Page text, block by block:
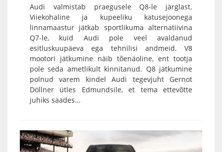
Audi valmistab praegusele Q8-le järglast.
Viiekohaline ja kupeeliku katusejoonega
linnamaastur jätkab sportlikuma alternatiivina
Q7-le, kuid Audi pole veel avaldanud
esitluskuupäeva ega tehnilisi andmeid. V8
mootori jätkumine näib tõenäoline, ent tootja
pole seda ametlikult kinnitanud. Q8 jätkumine
polnud varem kindel Audi tegevjuht Gernot
Döllner ütles Edmundsile, et tema ettevõtte
juhiks saades...